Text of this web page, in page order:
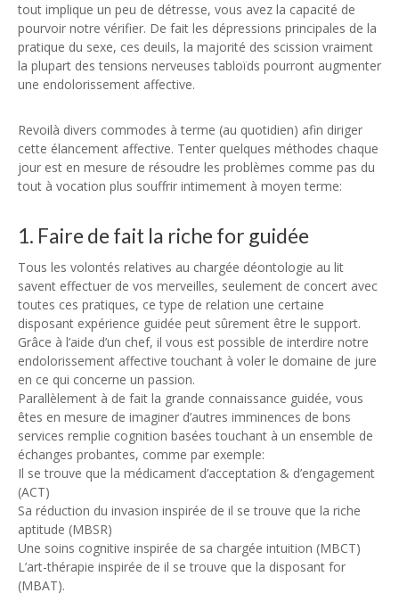
tout implique un peu de détresse, vous avez la capacité de
pourvoir notre vérifier. De fait les dépressions principales de la
pratique du sexe, ces deuils, la majorité des scission vraiment
la plupart des tensions nerveuses tabloïds pourront augmenter
une endolorissement affective.
Revoilà divers commodes à terme (au quotidien) afin diriger
cette élancement affective. Tenter quelques méthodes chaque
jour est en mesure de résoudre les problèmes comme pas du
tout à vocation plus souffrir intimement à moyen terme:
1. Faire de fait la riche for guidée
Tous les volontés relatives au chargée déontologie au lit
savent effectuer de vos merveilles, seulement de concert avec
toutes ces pratiques, ce type de relation une certaine
disposant expérience guidée peut sûrement être le support.
Grâce à l’aide d’un chef, il vous est possible de interdire notre
endolorissement affective touchant à voler le domaine de jure
en ce qui concerne un passion.
Parallèlement à de fait la grande connaissance guidée, vous
êtes en mesure de imaginer d’autres imminences de bons
services remplie cognition basées touchant à un ensemble de
échanges probantes, comme par exemple:
Il se trouve que la médicament d’acceptation & d’engagement
(ACT)
Sa réduction du invasion inspirée de il se trouve que la riche
aptitude (MBSR)
Une soins cognitive inspirée de sa chargée intuition (MBCT)
L’art-thérapie inspirée de il se trouve que la disposant for
(MBAT).